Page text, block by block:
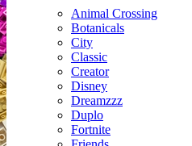
Animal Crossing
Botanicals
City
Classic
Creator
Disney
Dreamzzz
Duplo
Fortnite